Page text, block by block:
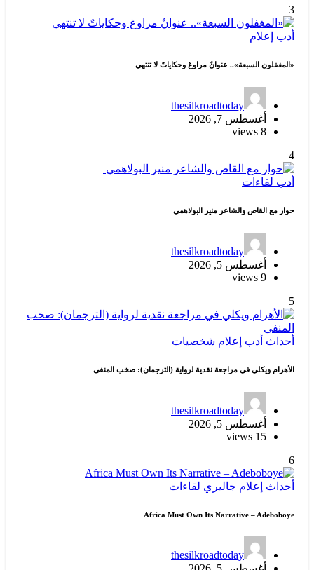
3
أدب إعلام
«المغفلون السبعة».. عنوانٌ مراوغ وحكاياتٌ لا تنتهي
thesilkroadtoday
أغسطس 7, 2026
8 views
4
أدب لقاءات
حوار مع القاص والشاعر منير البولاهمي
thesilkroadtoday
أغسطس 5, 2026
9 views
5
أحداث أدب إعلام شخصيات
الأهرام ويكلي في مراجعة نقدية لرواية (الترجمان): صخب المنفى
thesilkroadtoday
أغسطس 5, 2026
15 views
6
أحداث إعلام جاليري لقاءات
Africa Must Own Its Narrative – Adeboboye
thesilkroadtoday